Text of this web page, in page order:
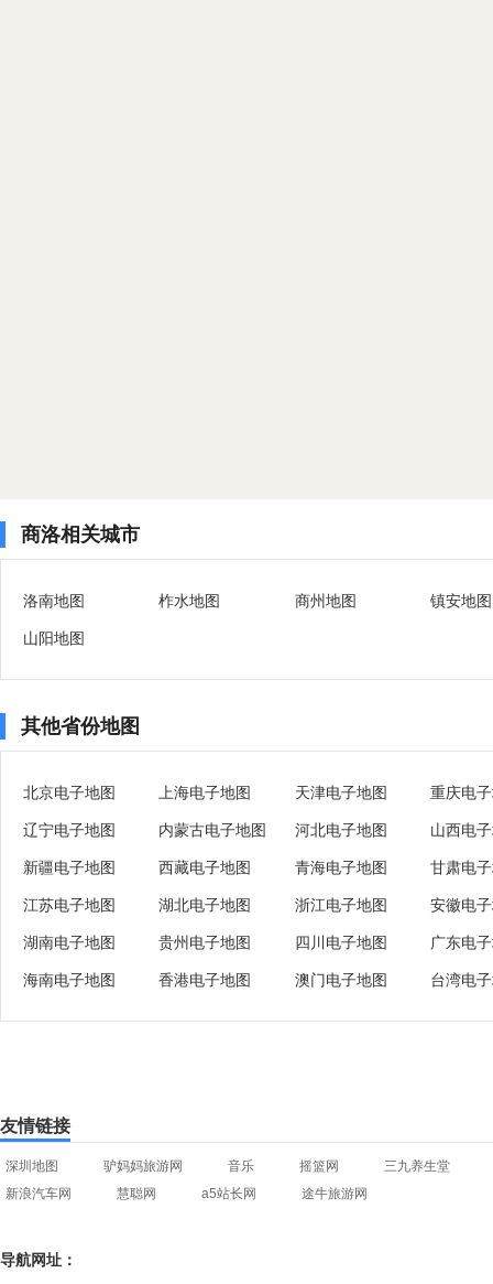
商洛相关城市
洛南地图 柞水地图 商州地图 镇安地图
山阳地图
其他省份地图
北京电子地图 上海电子地图 天津电子地图 重庆电
辽宁电子地图 内蒙古电子地图 河北电子地图 山西电
新疆电子地图 西藏电子地图 青海电子地图 甘肃电
江苏电子地图 湖北电子地图 浙江电子地图 安徽电
湖南电子地图 贵州电子地图 四川电子地图 广东电
海南电子地图 香港电子地图 澳门电子地图 台湾电
友情链接
深圳地图 驴妈妈旅游网 音乐 摇篮网
三九养生堂
新浪汽车网
慧聪网 a5站长网 途牛旅游网
导航网址：